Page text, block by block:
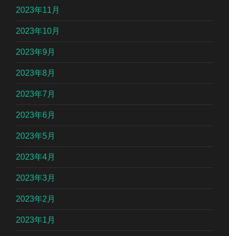
2023年11月
2023年10月
2023年9月
2023年8月
2023年7月
2023年6月
2023年5月
2023年4月
2023年3月
2023年2月
2023年1月